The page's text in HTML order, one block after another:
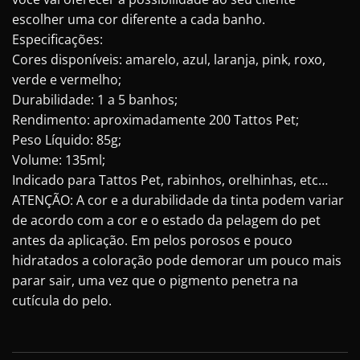
escolher uma cor diferente a cada banho.
Especificações:
Cores disponíveis: amarelo, azul, laranja, pink, roxo,
verde e vermelho;
Durabilidade: 1 a 5 banhos;
Rendimento: aproximadamente 200 Tattos Pet;
Peso Líquido: 85g;
Volume: 135ml;
Indicado para Tattos Pet, rabinhos, orelhinhas, etc…
ATENÇÃO: A cor e a durabilidade da tinta podem variar
de acordo com a cor e o estado da pelagem do pet
antes da aplicação. Em pelos porosos e pouco
hidratados a coloração pode demorar um pouco mais
parar sair, uma vez que o pigmento penetra na
cutícula do pelo.